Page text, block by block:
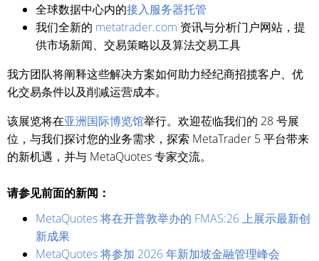
全球数据中心内的接入服务器托管
我们全新的 metatrader.com 资讯与分析门户网站，提
供市场新闻、交易策略以及算法交易工具
我方团队将阐释这些解决方案如何助力经纪商招揽客户、优
化交易条件以及削减运营成本。
该展览将在亚洲国际博览馆举行。欢迎莅临我们的 28 号展
位，与我们探讨您的业务需求，探索 MetaTrader 5 平台带来
的新机遇，并与 MetaQuotes 专家交流。
请参见前面的新闻：
MetaQuotes 将在开普敦举办的 FMAS:26 上展示最新创
新成果
MetaQuotes 将参加 2026 年新加坡金融管理峰会